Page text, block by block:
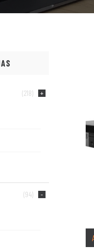
(218)
(94)